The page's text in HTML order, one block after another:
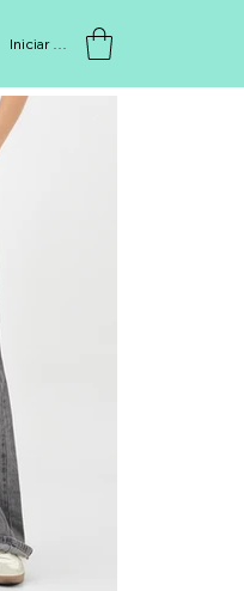
Iniciar sesión